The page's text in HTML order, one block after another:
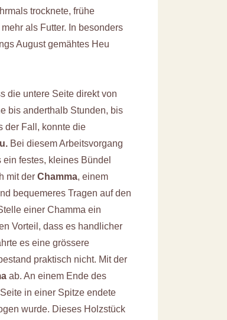
trocknete, frühe
als Futter. In besonders
August gemähtes Heu
die untere Seite direkt von
bis anderthalb Stunden, bis
der Fall, konnte die
Bei diesem Arbeitsvorgang
festes, kleines Bündel
mit der Chamma, einem
bequemeres Tragen auf den
einer Chamma ein
Vorteil, dass es handlicher
es eine grössere
praktisch nicht. Mit der
ab. An einem Ende des
in einer Spitze endete
wurde. Dieses Holzstück